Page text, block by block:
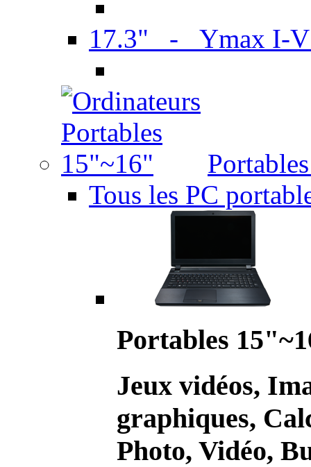
17.3" - Ymax I-
Tous les PC
Portables
Jeux vidéos,
graphiques,
Photo, Vidéo,